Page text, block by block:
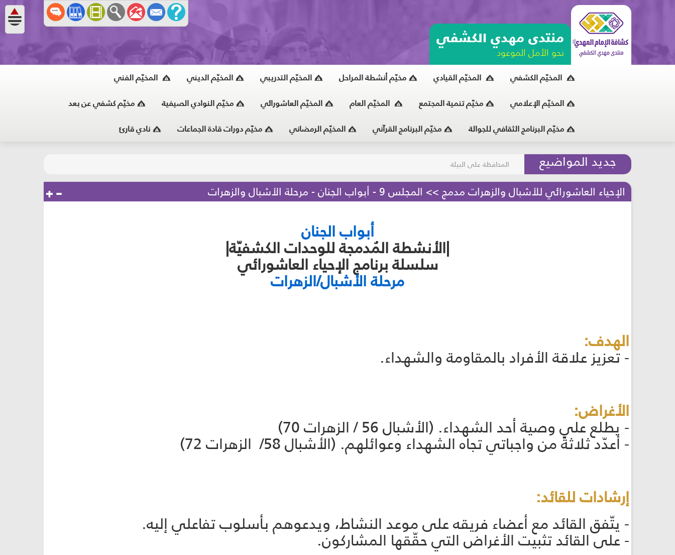
منتدى مهدي الكشفي
نحو الأمل الموعود
المخيّم الكشفي المخيّم القيادي مخيّم أنشطة المراحل المخيّم التدريبي المخيّم الديني المخيّم الفني
المخيّم الإعلامي مخيّم تنمية المجتمع المخيّم العام المخيّم العاشورائي مخيّم النوادي الصيفية مخيّم كشفي عن بعد
مخيّم البرنامج الثقافي للجوالة مخيّم البرنامج القرآني المخيّم الرمضاني مخيّم دورات قادة الجماعات نادي قارئ
جديد المواضيع
مسابقة الركب الحسينيّ
المحافظة على البيئة
الإحياء العاشورائي للأشبال والزهرات مدمج >> المجلس 9 - أبواب الجنان - مرحلة الأشبال والزهرات
أبواب الجنان
|الأنشطة المُدمجة للوحدات الكشفيّة|
سلسلة برنامج الإحياء العاشورائي
مرحلة الأشبال/الزهرات
الهدف:
- تعزيز علاقة الأفراد بالمقاومة والشهداء.
الأغراض:
- يطلع على وصية أحد الشهداء. (الأشبال 56 / الزهرات 70)
- أعدّد ثلاثةً من واجباتي تجاه الشهداء وعوائلهم. (الأشبال 58/ الزهرات 72)
إرشادات للقائد:
- يتّفق القائد مع أعضاء فريقه على موعد النشاط، ويدعوهم بأسلوب تفاعلي إليه.
- على القائد تثبيت الأغراض التي حقّقها المشاركون.